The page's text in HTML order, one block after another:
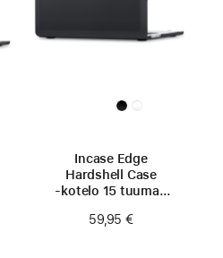
Incase Edge
Hardshell Case
‑kotelo 15 tuuman
59,95 €